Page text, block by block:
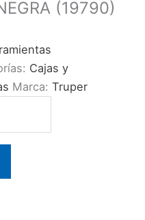
(19790)
Cajas y
Marca: Truper